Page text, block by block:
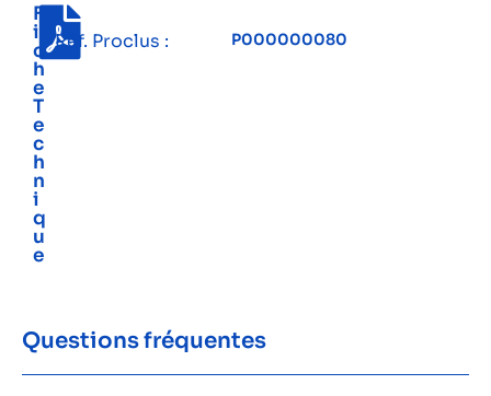
F
i
c
h
e
T
e
c
h
n
i
q
u
e
Réf. Proclus : P000000080
Questions fréquentes